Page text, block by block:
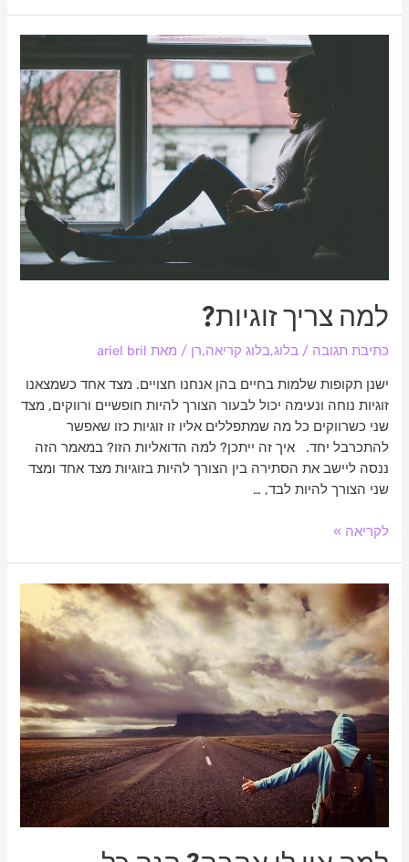
למה צריך זוגיות?
כתיבת תגובה /בלוג,בלוג קריאה,רן / מאת ariel bril
ישנן תקופות שלמות בחיים בהן אנחנו חצויים. מצד אחד כשמצאנו
זוגיות נוחה ונעימה יכול לבעור הצורך להיות חופשיים ורווקים, מצד
שני כשרווקים כל מה שמתפללים אליו זו זוגיות כזו שאפשר
להתכרבל יחד. איך זה ייתכן? למה הדואליות הזו? במאמר הזה
ננסה ליישב את הסתירה בין הצורך להיות בזוגיות מצד אחד ומצד
שני הצורך להיות לבד, …
לקריאה »
למה
אין
אהבה?
הנה
כל
הסיבות
שלא
מצאת
זוגיות
והדרכים
לפתור